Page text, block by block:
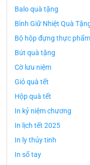
Balo quà tặng
Bình Giữ Nhiệt Quà
Bộ hộp đựng thực phẩm
Bút quà tặng
Cờ lưu niệm
Giỏ quà tết
Hộp quà tết
In kỷ niệm chương
In lịch tết 2025
In ly thủy tinh
In sổ tay